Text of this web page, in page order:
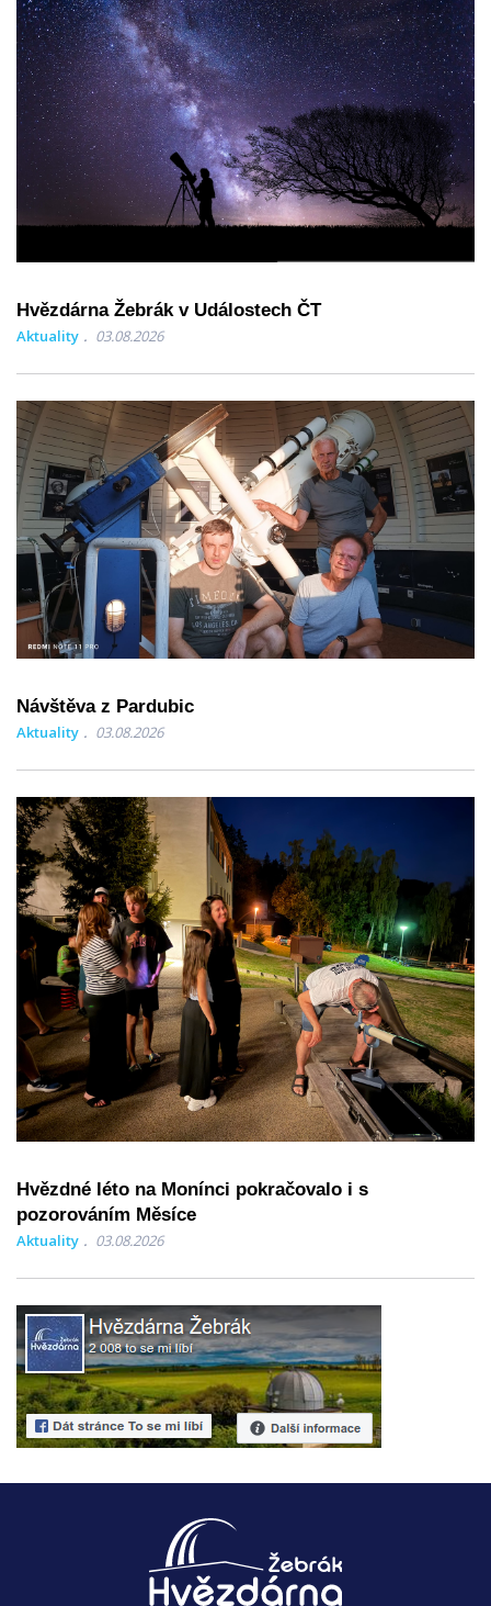
Hvězdárna Žebrák v Událostech ČT
Aktuality 03.08.2026
Návštěva z Pardubic
Aktuality 03.08.2026
Hvězdné léto na Monínci pokračovalo i s
pozorováním Měsíce
Aktuality 03.08.2026